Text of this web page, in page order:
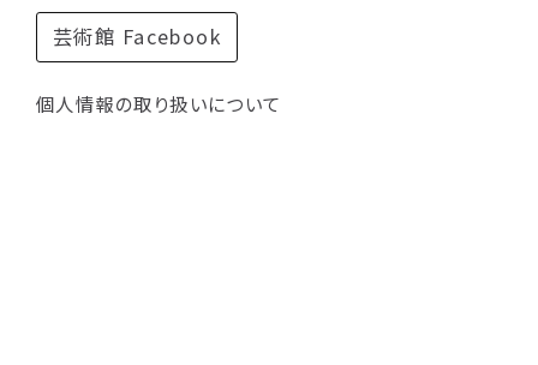
芸術館 Facebook
個人情報の取り扱いについて